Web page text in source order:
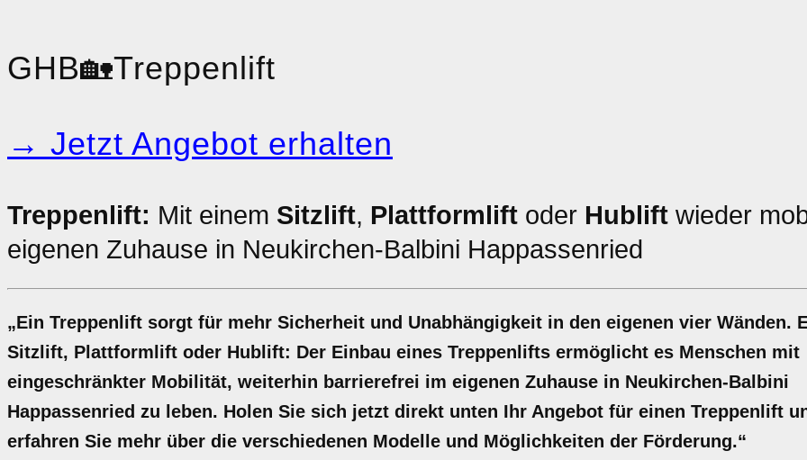
GHB🏡Treppenlift
→ Jetzt Angebot erhalten
Treppenlift: Mit einem Sitzlift, Plattformlift oder Hublift wieder
eigenen Zuhause in Neukirchen-Balbini Happassenried
„Ein Treppenlift sorgt für mehr Sicherheit und Unabhängigkeit in den eigenen vier Wänden.
Sitzlift, Plattformlift oder Hublift: Der Einbau eines Treppenlifts ermöglicht es Menschen mit
eingeschränkter Mobilität, weiterhin barrierefrei im eigenen Zuhause in Neukirchen-Balbini
Happassenried zu leben. Holen Sie sich jetzt direkt unten Ihr Angebot für einen Treppenlift
erfahren Sie mehr über die verschiedenen Modelle und Möglichkeiten der Förderung.“